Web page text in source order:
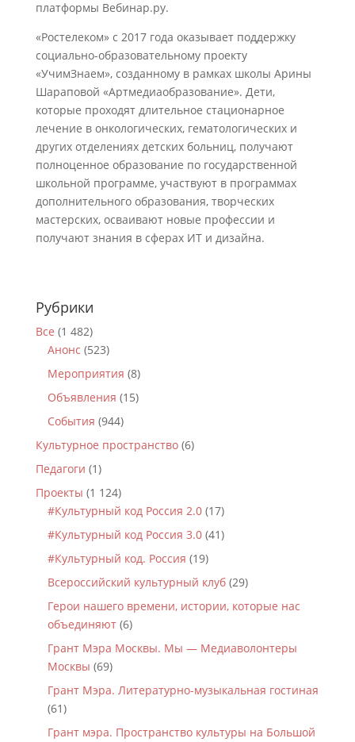
платформы Вебинар.ру.
«Ростелеком» с 2017 года оказывает поддержку
социально-образовательному проекту
«УчимЗнаем», созданному в рамках школы Арины
Шараповой «Артмедиаобразование». Дети,
которые проходят длительное стационарное
лечение в онкологических, гематологических и
других отделениях детских больниц, получают
полноценное образование по государственной
школьной программе, участвуют в программах
дополнительного образования, творческих
мастерских, осваивают новые профессии и
получают знания в сферах ИТ и дизайна.
Рубрики
Все (1 482)
Анонс (523)
Мероприятия (8)
Объявления (15)
События (944)
Культурное пространство(6)
Педагоги (1)
Проекты (1 124)
#Культурный код Россия 2.0(17)
#Культурный код Россия 3.0(41)
#Культурный код. Россия (19)
Всероссийский культурный клуб(29)
Герои нашего времени, истории, которые нас
объединяют(6)
Грант Мэра Москвы. Мы — Медиаволонтеры
Москвы (69)
Грант Мэра. Литературно-музыкальная гостиная
(61)
Грант мэра. Пространство культуры на Большой